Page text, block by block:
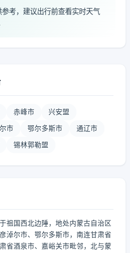
考，建议出行前查看实时天气
赤峰市 兴安盟
市 鄂尔多斯市 通辽市
锡林郭勒盟
祖国西北边陲，地处内蒙古自治区
淖尔市、鄂尔多斯市，南连甘肃省
省酒泉市、嘉峪关市毗邻，北与蒙